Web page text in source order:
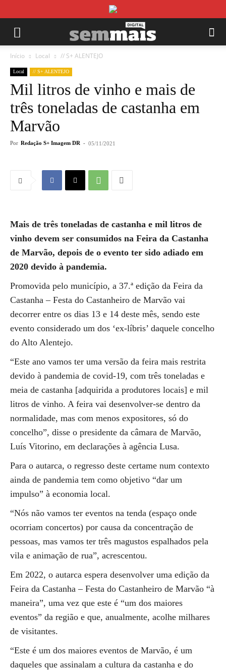
Início Local // S+ ALENTEJO
Local // S+ ALENTEJO
Mil litros de vinho e mais de
três toneladas de castanha em
Marvão
Por Redação S+ Imagem DR - 05/11/2021
Mais de três toneladas de castanha e mil litros de
vinho devem ser consumidos na Feira da Castanha
de Marvão, depois de o evento ter sido adiado em
2020 devido à pandemia.
Promovida pelo município, a 37.ª edição da Feira da
Castanha – Festa do Castanheiro de Marvão vai
decorrer entre os dias 13 e 14 deste mês, sendo este
evento considerado um dos ‘ex-líbris’ daquele concelho
do Alto Alentejo.
“Este ano vamos ter uma versão da feira mais restrita
devido à pandemia de covid-19, com três toneladas e
meia de castanha [adquirida a produtores locais] e mil
litros de vinho. A feira vai desenvolver-se dentro da
normalidade, mas com menos expositores, só do
concelho”, disse o presidente da câmara de Marvão,
Luís Vitorino, em declarações à agência Lusa.
Para o autarca, o regresso deste certame num contexto
ainda de pandemia tem como objetivo “dar um
impulso” à economia local.
“Nós não vamos ter eventos na tenda (espaço onde
ocorriam concertos) por causa da concentração de
pessoas, mas vamos ter três magustos espalhados pela
vila e animação de rua”, acrescentou.
Em 2022, o autarca espera desenvolver uma edição da
Feira da Castanha – Festa do Castanheiro de Marvão “à
maneira”, uma vez que este é “um dos maiores
eventos” da região e que, anualmente, acolhe milhares
de visitantes.
“Este é um dos maiores eventos de Marvão, é um
daqueles que assinalam a cultura da castanha e do